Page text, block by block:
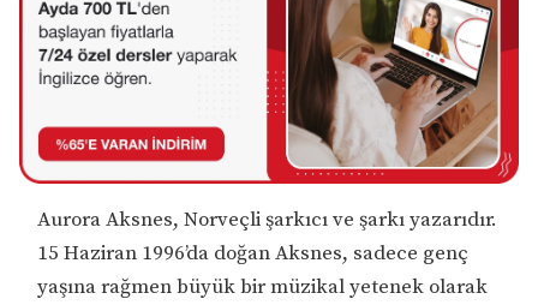
Aurora Aksnes, Norveçli şarkıcı ve şarkı yazarıdır.
15 Haziran 1996’da doğan Aksnes, sadece genç
yaşına rağmen büyük bir müzikal yetenek olarak